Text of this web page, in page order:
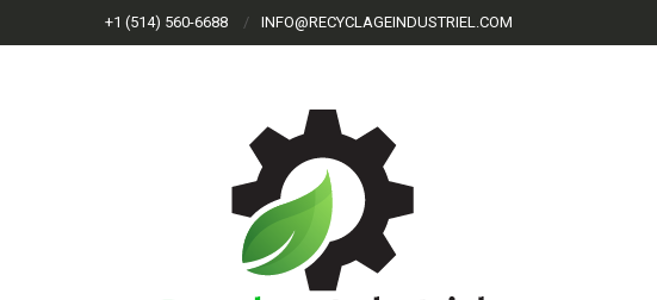
+1 (514) 560-6688 INFO@RECYCLAGEINDUSTRIEL.COM